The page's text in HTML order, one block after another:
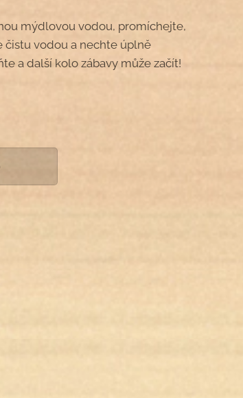
mýdlovou vodou, promíchejte,
vodou a nechte úplně
a další kolo zábavy může začít!